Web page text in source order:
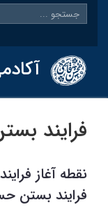
فرایند
نقطه آغاز
فرایند بستن